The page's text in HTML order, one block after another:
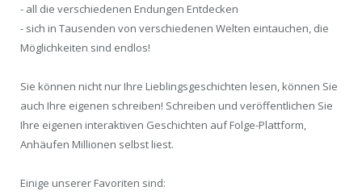
- all die verschiedenen Endungen Entdecken
- sich in Tausenden von verschiedenen Welten eintauchen, die
Möglichkeiten sind endlos!
Sie können nicht nur Ihre Lieblingsgeschichten lesen, können Sie
auch Ihre eigenen schreiben! Schreiben und veröffentlichen Sie
Ihre eigenen interaktiven Geschichten auf Folge-Plattform,
Anhäufen Millionen selbst liest.
Einige unserer Favoriten sind: